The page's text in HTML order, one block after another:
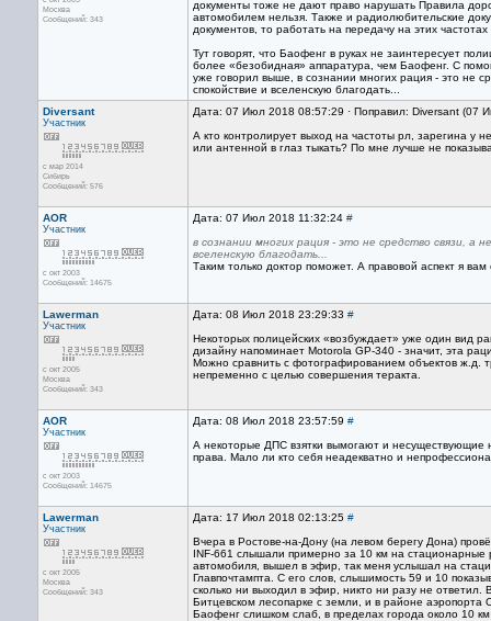
Москва
Сообщений: 343
документы тоже не дают право нарушать Правила
автомобилем нельзя. Также и радиолюбительские
документов, то работать на передачу на этих
Тут говорят, что Баофенг в руках не заинтересует
более «безобидная» аппаратура, чем Баофенг. С
уже говорил выше, в сознании многих рация - это не
спокойствие и вселенскую благодать...
Diversant
Участник
с мар 2014
Сибирь
Сообщений: 576
Дата: 07 Июл 2018 08:57:29 · Поправил: Diversant (07
А кто контролирует выход на частоты рл, зарегина у
или антенной в глаз тыкать? По мне лучше не
AOR
Участник
с окт 2003
Сообщений: 14675
Дата: 07 Июл 2018 11:32:24 #
в сознании многих рация - это не средство связи,
вселенскую благодать...
Таким только доктор поможет. А правовой аспект я вам
Lawerman
Участник
с окт 2005
Москва
Сообщений: 343
Дата: 08 Июл 2018 23:29:33 #
Некоторых полицейских «возбуждает» уже один вид
дизайну напоминает Motorola GP-340 - значит, эта
Можно сравнить с фотографированием объектов ж.д.
непременно с целью совершения теракта.
AOR
Участник
с окт 2003
Сообщений: 14675
Дата: 08 Июл 2018 23:57:59 #
А некоторые ДПС взятки вымогают и несуществующие
права. Мало ли кто себя неадекватно и
Lawerman
Участник
с окт 2005
Москва
Сообщений: 343
Дата: 17 Июл 2018 02:13:25 #
Вчера в Ростове-на-Дону (на левом берегу Дона)
INF-661 слышали примерно за 10 км на стационарные
автомобиля, вышел в эфир, так меня услышал на
Главпочтампта. С его слов, слышимость 59 и 10
сколько ни выходил в эфир, никто ни разу не
Битцевском лесопарке с земли, и в районе
Баофенг слишком слаб, в пределах города около 10